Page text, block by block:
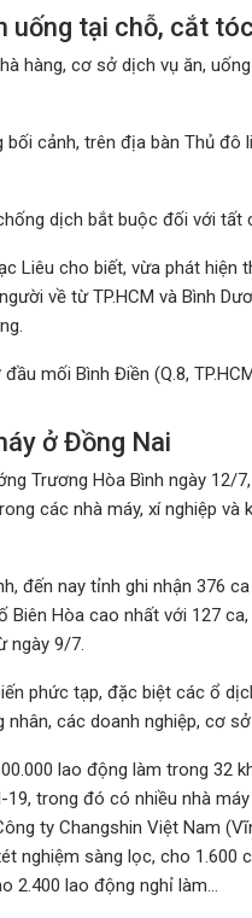
uống tại chỗ, cắt
hàng, cơ sở dịch vụ ăn,
cảnh, trên địa bàn Thủ đô
dịch bắt buộc đối với tất
Liêu cho biết, vừa phát hiện
về từ TP.HCM và Bình
mối Bình Điền (Q.8,
ở Đồng Nai
Trương Hòa Bình ngày 12/
các nhà máy, xí nghiệp
đến nay tỉnh ghi nhận 376
Hòa cao nhất với 127
ngày 9/7.
phức tạp, đặc biệt các ổ
các doanh nghiệp, cơ
lao động làm trong 32
trong đó có nhiều nhà
ty Changshin Việt Nam
nghiệm sàng lọc, cho 1.600
2.400 lao động nghỉ làm…